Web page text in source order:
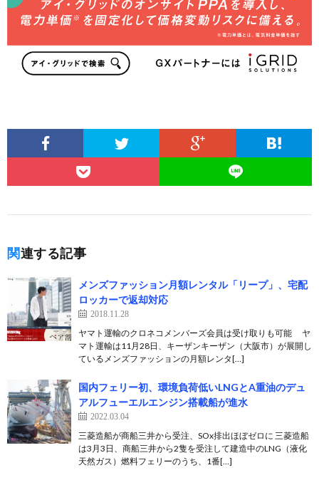
関連する記事
メンズファッション月額レンタル「リープ」、宅配
ロッカーで返却対応
2018.11.28
ヤマト運輸のクロネコメンバーズ会員は受け取りも可能 ヤ
マト運輸は11月28日、キーザンキーザン（大阪市）が展開し
ているメンズファッションの月額レンタ[…]
国内フェリー初、環境負荷低いLNGとA重油のデュ
アルフューエルエンジン搭載船が進水
2022.03.04
三菱造船が商船三井から受注、SOx排出ほぼゼロに 三菱造船
は3月3日、商船三井から2隻を受注して建造中のLNG（液化
天然ガス）燃料フェリーのうち、1番[…]